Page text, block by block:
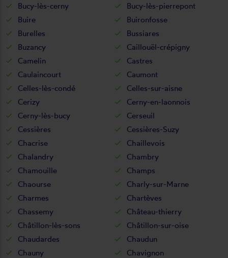
Bucy-lès-cerny
Bucy-lès-pierrepont
Buire
Buironfosse
Burelles
Bussiares
Buzancy
Caillouël-crépigny
Camelin
Castres
Caulaincourt
Caumont
Celles-lès-condé
Celles-sur-aisne
Cerizy
Cerny-en-laonnois
Cerny-lès-bucy
Cerseuil
Cessières
Cessières-Suzy
Chacrise
Chaillevois
Chalandry
Chambry
Chamouille
Champs
Chaourse
Charly-sur-Marne
Charmes
Chartèves
Chassemy
Château-thierry
Châtillon-lès-sons
Châtillon-sur-oise
Chaudardes
Chaudun
Chauny
Chavignon